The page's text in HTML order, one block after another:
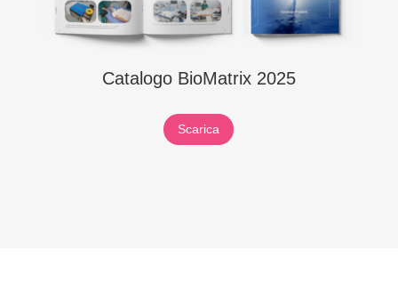
Catalogo BioMatrix 2025
Scarica